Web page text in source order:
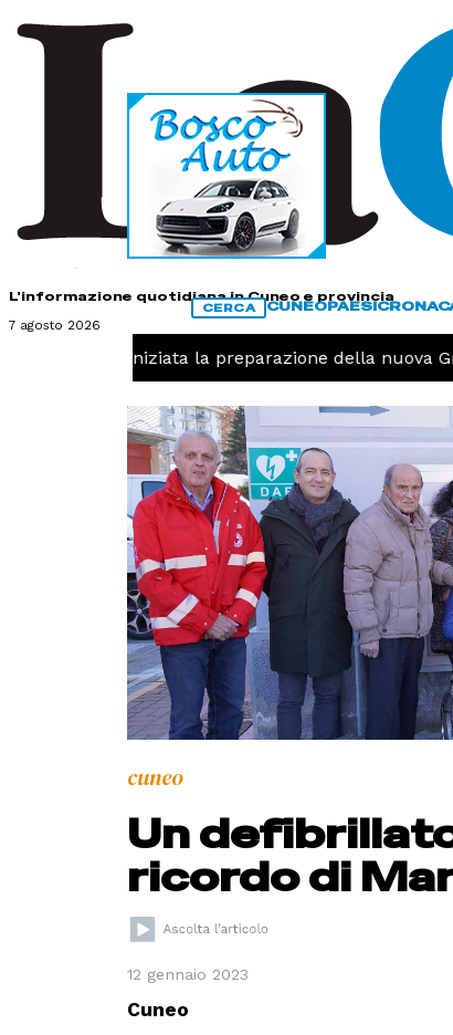
L'informazione quotidiana in Cuneo e provincia
7 agosto 2026
CERCA CUNEOPAESI
Pallavolo, iniziata la preparazione della nuova
cuneo
Un
ricordo di
12 gennaio 2023
Cuneo